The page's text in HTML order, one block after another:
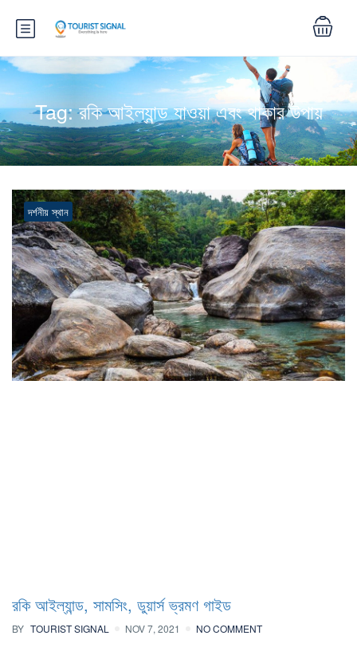
Tag:রকি আইল্যান্ড যাওয়া এবং থাকার উপায়
দর্শনীয় স্থান
রকি আইল্যান্ড, সামসিং, ডুয়ার্স ভ্রমণ গাইড
BY TOURIST SIGNAL NOV 7, 2021 NO COMMENT